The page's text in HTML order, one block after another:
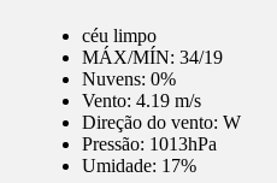
céu limpo
MÁX/MÍN: 34/19
Nuvens: 0%
Vento: 4.19 m/s
Direção do vento: W
Pressão: 1013hPa
Umidade: 17%